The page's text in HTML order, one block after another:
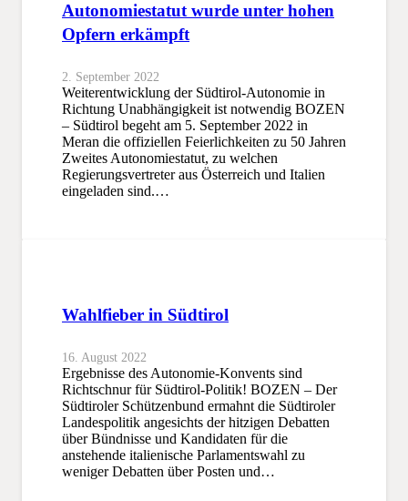
Autonomiestatut wurde unter hohen
Opfern erkämpft
2. September 2022
Weiterentwicklung der Südtirol-Autonomie in
Richtung Unabhängigkeit ist notwendig BOZEN
– Südtirol begeht am 5. September 2022 in
Meran die offiziellen Feierlichkeiten zu 50 Jahren
Zweites Autonomiestatut, zu welchen
Regierungsvertreter aus Österreich und Italien
eingeladen sind.…
Wahlfieber in Südtirol
16. August 2022
Ergebnisse des Autonomie-Konvents sind
Richtschnur für Südtirol-Politik! BOZEN – Der
Südtiroler Schützenbund ermahnt die Südtiroler
Landespolitik angesichts der hitzigen Debatten
über Bündnisse und Kandidaten für die
anstehende italienische Parlamentswahl zu
weniger Debatten über Posten und…